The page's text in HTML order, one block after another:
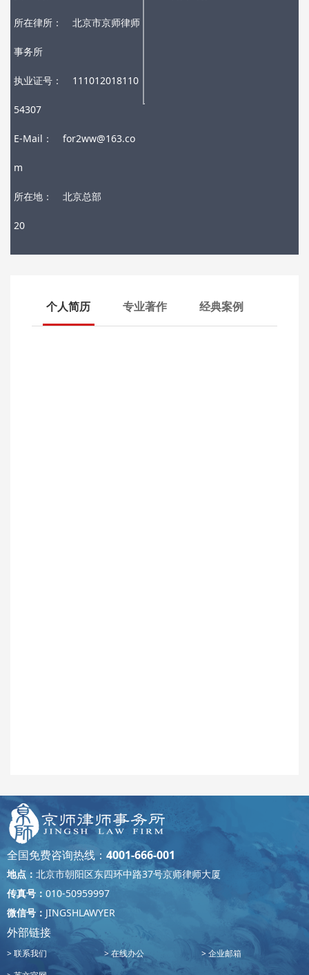
所在律所： 北京市京师律师
事务所
执业证号： 111012018110
54307
E-Mail： for2ww@163.co
m
所在地： 北京总部
20
个人简历 专业著作 经典案例
全国免费咨询热线： 4001-666-001
地点： 北京市朝阳区东四环中路37号京师律师大厦
传真号： 010-50959997
微信号： JINGSHLAWYER
外部链接
联系我们 在线办公
企业邮箱